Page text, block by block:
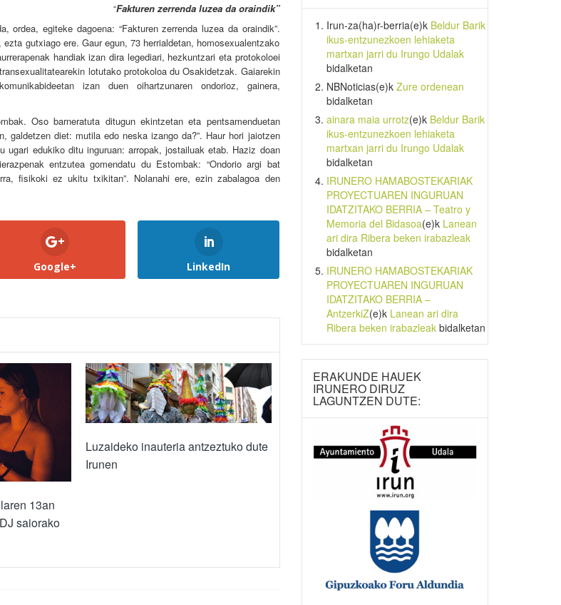
“Fakturen zerrenda luzea da oraindik”
egiteke dagoena: “Fakturen zerrenda luzea da oraindik”.
gutxiago ere. Gaur egun, 73 herrialdetan, homosexualentzako
handiak izan dira legediari, hezkuntzari eta protokoloei
lotutako protokoloa du Osakidetzak. Gaiarekin
izan duen oihartzunaren ondorioz, gainera,
Oso barneratuta ditugun ekintzetan eta pentsamenduetan
galdetzen diet: mutila edo neska izango da?”. Haur hori jaiotzen
ugari edukiko ditu inguruan: arropak, jostailuak etab. Haziz doan
entzutea gomendatu du Estombak: “Ondorio argi bat
fisikoki ez ukitu txikitan”. Nolanahi ere, ezin zabalagoa den
Google+ LinkedIn
13an
saiorako
Luzaideko inauteria antzeztuko dute
Irunen
Irun-za(ha)r-berria(e)k Beldur Barik
ikus-entzunezkoen lehiaketa
martxan jarri du Irungo Udalak
bidalketan
NBNoticias(e)k Zure ordenean
bidalketan
ainara maia urrotz(e)k Beldur Barik
ikus-entzunezkoen lehiaketa
martxan jarri du Irungo Udalak
bidalketan
IRUNERO HAMABOSTEKARIAK
PROYECTUAREN INGURUAN
IDATZITAKO BERRIA – Teatro y
Memoria del Bidasoa(e)k Lanean
ari dira Ribera beken irabazleak
bidalketan
IRUNERO HAMABOSTEKARIAK
PROYECTUAREN INGURUAN
IDATZITAKO BERRIA –
AntzerkiZ(e)k Lanean ari dira
Ribera beken irabazleakbidalketan
ERAKUNDE HAUEK
IRUNERO DIRUZ
LAGUNTZEN DUTE: